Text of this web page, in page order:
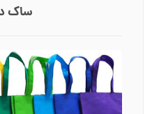
ساک